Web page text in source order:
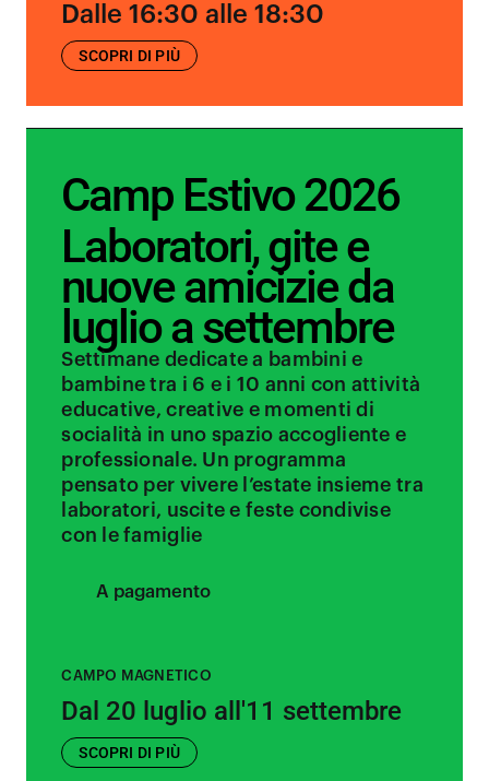
Dalle 16:30 alle 18:30
SCOPRI DI PIÙ
Camp Estivo 2026
Laboratori, gite e
nuove amicizie da
luglio a settembre
Settimane dedicate a bambini e
bambine tra i 6 e i 10 anni con attività
educative, creative e momenti di
socialità in uno spazio accogliente e
professionale. Un programma
pensato per vivere l’estate insieme tra
laboratori, uscite e feste condivise
con le famiglie
A pagamento
CAMPO MAGNETICO
Dal 20 luglio all'11 settembre
SCOPRI DI PIÙ